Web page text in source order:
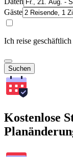
Gäste
Ich reise geschäftlich
Suchen
Kostenlose